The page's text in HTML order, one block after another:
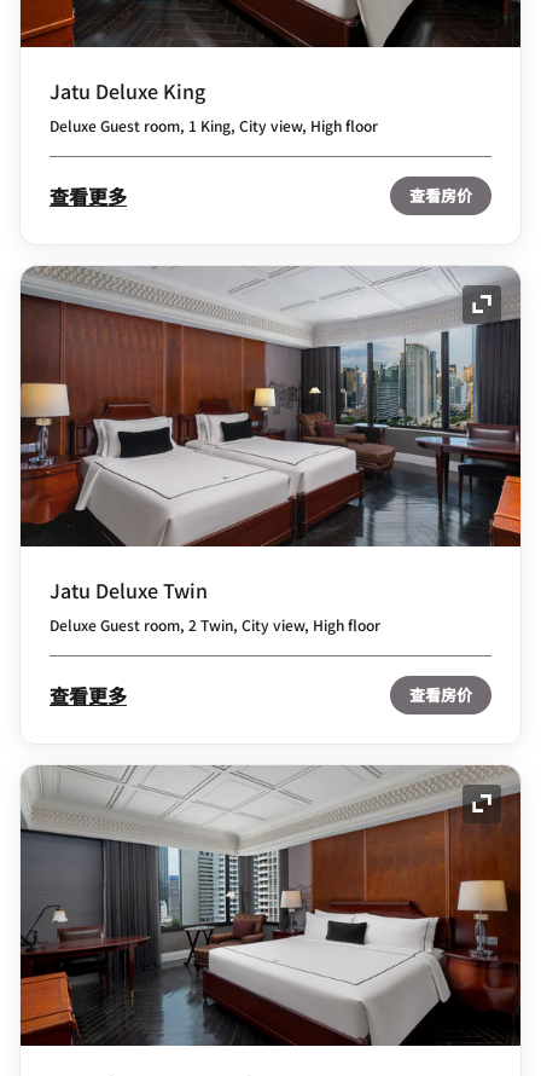
Jatu Deluxe King
Deluxe Guest room, 1 King, City view, High floor
查看更多 查看房价
展开
Jatu Deluxe Twin
Deluxe Guest room, 2 Twin, City view, High floor
查看更多 查看房价
展开